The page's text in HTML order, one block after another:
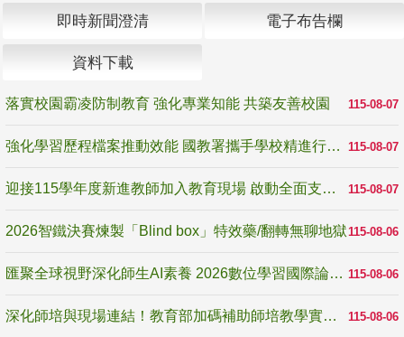
即時新聞澄清 電子布告欄
資料下載
115-08-07
落實校園霸凌防制教育 強化專業知能 共築友善校園
115-08-07
強化學習歷程檔案推動效能 國教署攜手學校精進行政與教學支持
115-08-07
迎接115學年度新進教師加入教育現場 啟動全面支持陪伴
115-08-06
2026智鐵決賽煉製「Blind box」特效藥/翻轉無聊地獄
115-08-06
匯聚全球視野深化師生AI素養 2026數位學習國際論壇高雄登場
115-08-06
深化師培與現場連結！教育部加碼補助師培教學實踐研究 10月師培國際研討會交流教學實踐經驗